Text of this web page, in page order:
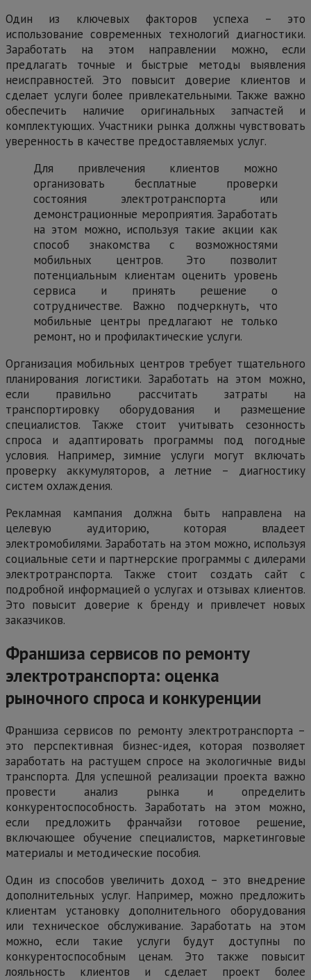
Один из ключевых факторов успеха – это
использование современных технологий диагностики.
Заработать на этом направлении можно, если
предлагать точные и быстрые методы выявления
неисправностей. Это повысит доверие клиентов и
сделает услуги более привлекательными. Также важно
обеспечить наличие оригинальных запчастей и
комплектующих. Участники рынка должны чувствовать
уверенность в качестве предоставляемых услуг.
Для привлечения клиентов можно
организовать бесплатные проверки
состояния электротранспорта или
демонстрационные мероприятия. Заработать
на этом можно, используя такие акции как
способ знакомства с возможностями
мобильных центров. Это позволит
потенциальным клиентам оценить уровень
сервиса и принять решение о
сотрудничестве. Важно подчеркнуть, что
мобильные центры предлагают не только
ремонт, но и профилактические услуги.
Организация мобильных центров требует тщательного
планирования логистики. Заработать на этом можно,
если правильно рассчитать затраты на
транспортировку оборудования и размещение
специалистов. Также стоит учитывать сезонность
спроса и адаптировать программы под погодные
условия. Например, зимние услуги могут включать
проверку аккумуляторов, а летние – диагностику
систем охлаждения.
Рекламная кампания должна быть направлена на
целевую аудиторию, которая владеет
электромобилями. Заработать на этом можно, используя
социальные сети и партнерские программы с дилерами
электротранспорта. Также стоит создать сайт с
подробной информацией о услугах и отзывах клиентов.
Это повысит доверие к бренду и привлечет новых
заказчиков.
Франшиза сервисов по ремонту
электротранспорта: оценка
рыночного спроса и конкуренции
Франшиза сервисов по ремонту электротранспорта –
это перспективная бизнес-идея, которая позволяет
заработать на растущем спросе на экологичные виды
транспорта. Для успешной реализации проекта важно
провести анализ рынка и определить
конкурентоспособность. Заработать на этом можно,
если предложить франчайзи готовое решение,
включающее обучение специалистов, маркетинговые
материалы и методические пособия.
Один из способов увеличить доход – это внедрение
дополнительных услуг. Например, можно предложить
клиентам установку дополнительного оборудования
или техническое обслуживание. Заработать на этом
можно, если такие услуги будут доступны по
конкурентоспособным ценам. Это также повысит
лояльность клиентов и сделает проект более